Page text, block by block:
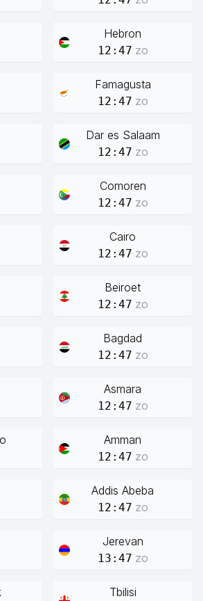
Hebron
12:47 zo
Famagusta
12:47 zo
Dar es Salaam
12:47 zo
Comoren
12:47 zo
Cairo
12:47 zo
Beiroet
12:47 zo
Bagdad
12:47 zo
Asmara
12:47 zo
Amman
12:47 zo
Addis Abeba
12:47 zo
Jerevan
13:47 zo
Tbilisi